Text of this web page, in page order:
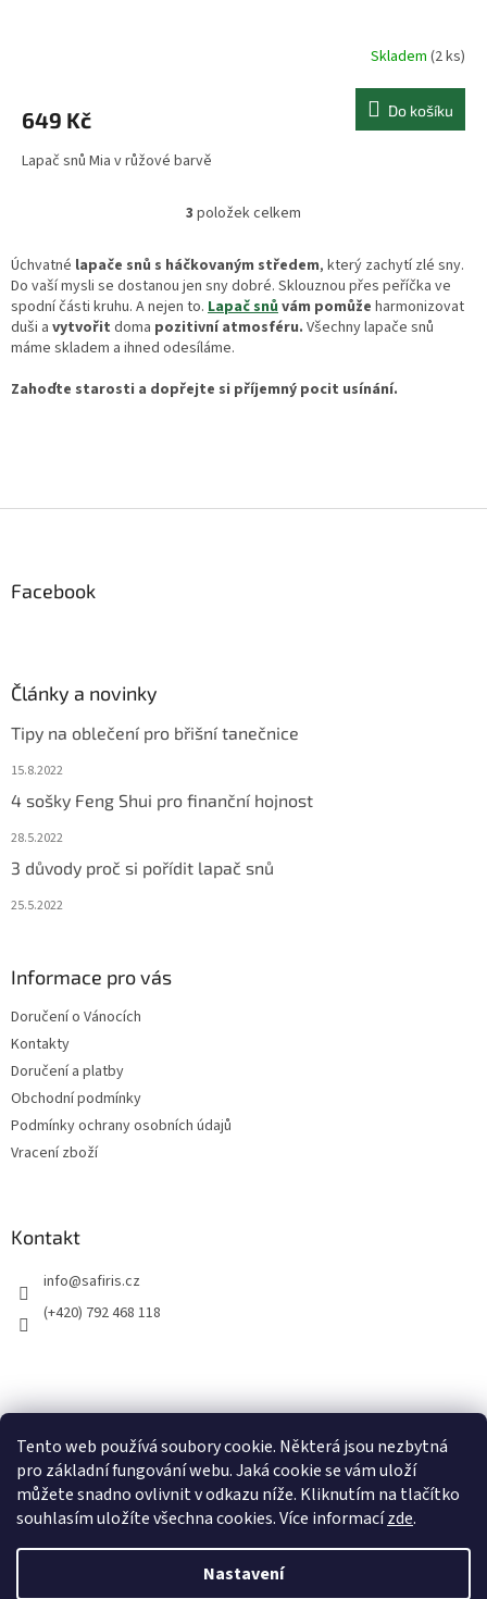
Tento web používá soubory cookie. Některá jsou nezbytná
pro základní fungování webu. Jaká cookie se vám uloží
můžete snadno ovlivnit v odkazu níže. Kliknutím na tlačítko
souhlasím uložíte všechna cookies. Více informacízde.
Nastavení
Skladem (2 ks)
649 Kč Do košíku
Lapač snů Mia v růžové barvě
O
l
á
d
a
p
ý
3 položek celkem
Úchvatné lapače snů s háčkovaným středem, který zachytí zlé sny.
Do vaší mysli se dostanou jen sny dobré. Sklouznou přes peříčka ve
spodní části kruhu. A nejen to. Lapač snůvám pomůže harmonizovat
duši a vytvořit doma pozitivní atmosféru. Všechny lapače snů
máme skladem a ihned odesíláme.
Zahoďte starosti a dopřejte si příjemný pocit usínání.
Facebook
Články a novinky
Tipy na oblečení pro břišní tanečnice
15.8.2022
4 sošky Feng Shui pro finanční hojnost
28.5.2022
3 důvody proč si pořídit lapač snů
25.5.2022
Informace pro vás
Doručení o Vánocích
Kontakty
Doručení a platby
Obchodní podmínky
Podmínky ochrany osobních údajů
Vracení zboží
Kontakt
info@safiris.cz
(+420) 792 468 118
Vytvořil Shoptet